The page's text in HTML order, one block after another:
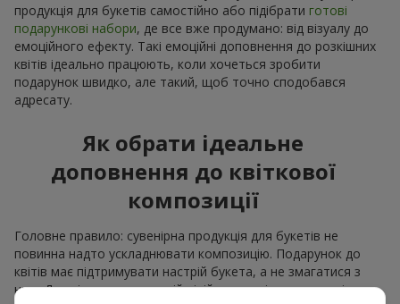
продукція для букетів самостійно або підібрати готові
подарункові набори, де все вже продумано: від візуалу до
емоційного ефекту. Такі емоційні доповнення до розкішних
квітів ідеально працюють, коли хочеться зробити
подарунок швидко, але такий, щоб точно сподобався
адресату.
Як обрати ідеальне
доповнення до квіткової
композиції
Головне правило: сувенірна продукція для букетів не
повинна надто ускладнювати композицію. Подарунок до
квітів має підтримувати настрій букета, а не змагатися з
ним. Для ніжних композицій підійде сувенірна продукція для